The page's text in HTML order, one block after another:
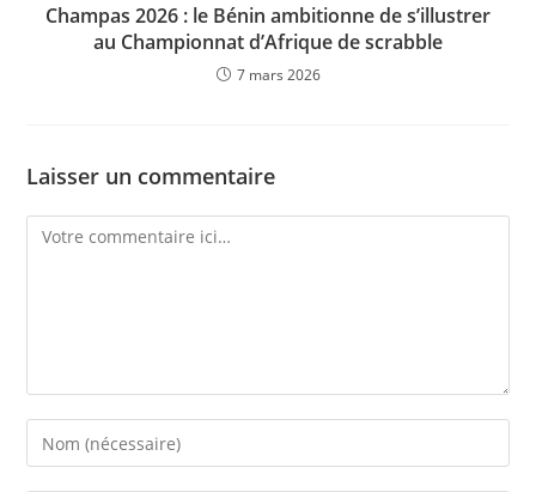
Champas 2026 : le Bénin ambitionne de s’illustrer
au Championnat d’Afrique de scrabble
7 mars 2026
Laisser un commentaire